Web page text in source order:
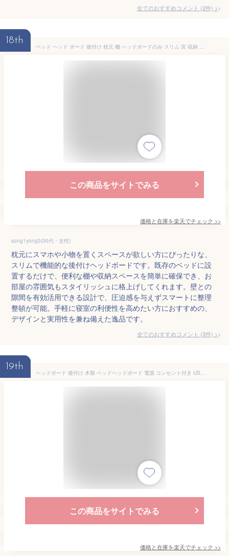
全てのおすすめコメント (2件) >
18th
ベッド ヘッド ボード 後付け 枕元 棚 ヘッドボードのみ スリム 宮 収納 サイドボード シェルフ シングルベッド 隙間 すきま収納 隙間収納 本棚 サイドラック トールラック 在宅
この商品をサイトでみる
価格と在庫を楽天でチェック >>
song1yong3(30代・女性)
枕元にスマホや小物を置くスペースが欲しい方にぴったりな、
スリムで機能的な後付けヘッドボードです。既存のベッドに設
置するだけで、便利な棚や収納スペースを簡単に確保でき、お
部屋の雰囲気もスタイリッシュに格上げしてくれます。壁との
隙間を有効活用できる設計で、圧迫感を与えずスマートに整理
整頓が可能。手軽に寝室の利便性を高めたい方におすすめの、
デザインと実用性を兼ね備えた逸品です。
全てのおすすめコメント (3件) >
19th
ヘッドボード 後付け 木製 ベッドヘッドボード 電源 コンセント付き USBポート付き ヘッドボードにもなる収納ラック ベッド用 後付けヘッドボード
この商品をサイトでみる
価格と在庫を楽天でチェック >>